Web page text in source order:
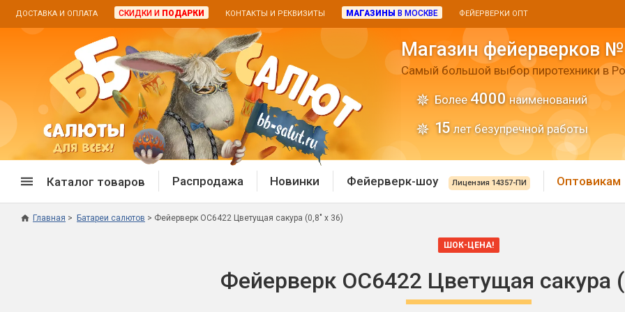
ДОСТАВКА И ОПЛАТА СКИДКИ И ПОДАРКИ КОНТАКТЫ И РЕКВИЗИТЫ МАГАЗИНЫ В МОСКВЕ ФЕЙЕРВЕРКИ ОПТ
Магазин фейерверков
Самый большой выбор пиротехники в
Более 4000 наименований
15 лет безупречной работы
Каталог товаров
Цветной дым
Пневмохлопушки
Римские свечи
Хлопушки и
Маленькие хлопушки
Распродажа Новинки Фейерверк-шоу Лицензия 14357-ПИ Оптовикам
Главная Батареи салютов Фейерверк ОС6422 Цветущая сакура (0,8" х 36)
ШОК-ЦЕНА!
Фейерверк ОС6422 Цветущая сакура